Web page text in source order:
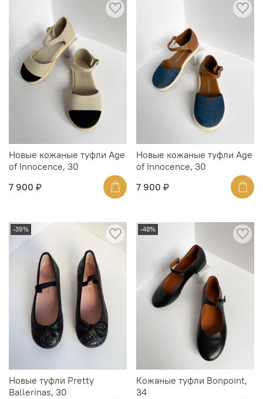
Новые кожаные туфли Age
of Innocence, 30
7 900 ₽
Новые кожаные туфли Age
of Innocence, 30
7 900 ₽
-39%
Новые туфли Pretty
Ballerinas, 30
-48%
Кожаные туфли Bonpoint,
34